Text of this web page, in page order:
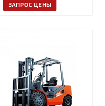
ЗАПРОС ЦЕНЫ